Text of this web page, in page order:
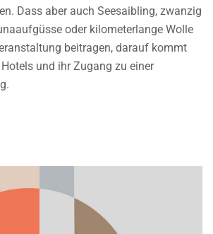
Dass aber auch Seesaibling, zwanzig
oder kilometerlange Wolle
beitragen, darauf kommt
und ihr Zugang zu einer